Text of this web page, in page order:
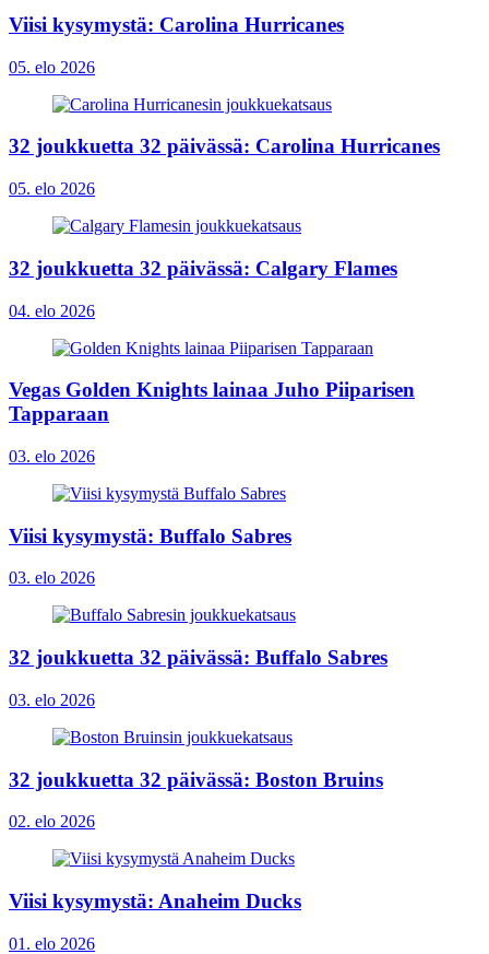
Viisi kysymystä: Carolina Hurricanes
05. elo 2026
32 joukkuetta 32 päivässä: Carolina Hurricanes
05. elo 2026
32 joukkuetta 32 päivässä: Calgary Flames
04. elo 2026
Vegas Golden Knights lainaa Juho Piiparisen
Tapparaan
03. elo 2026
Viisi kysymystä: Buffalo Sabres
03. elo 2026
32 joukkuetta 32 päivässä: Buffalo Sabres
03. elo 2026
32 joukkuetta 32 päivässä: Boston Bruins
02. elo 2026
Viisi kysymystä: Anaheim Ducks
01. elo 2026